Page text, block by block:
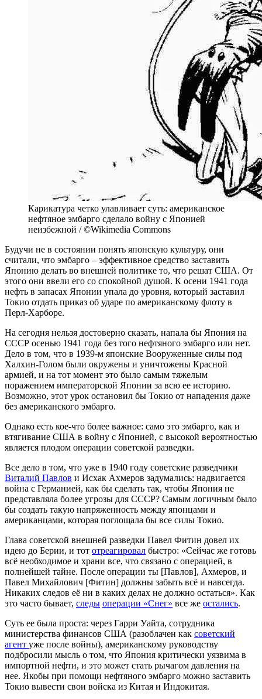
Карикатура четко улавливает суть: американское
нефтяное эмбарго сделало войну с Японией
неизбежной / ©Wikimedia Commons
Будучи не в состоянии понять японскую культуру, они
считали, что эмбарго – эффективное средство заставить
Японию делать во внешней политике то, что решат США. От
этого они ввели его со спокойной душой. К осени 1941 года
нефть в запасах Японии упала до уровня, который заставил
Токио отдать приказ об ударе по американскому флоту в
Перл-Харборе.
На сегодня нельзя достоверно сказать, напала бы Япония на
СССР осенью 1941 года без того нефтяного эмбарго или нет.
Дело в том, что в 1939-м японские Вооруженные силы под
Халхин-Голом были окружены и уничтожены Красной
армией, и на тот момент это было самым тяжелым
поражением императорской Японии за всю ее историю.
Возможно, этот урок остановил бы Токио от нападения даже
без американского эмбарго.
Однако есть кое-что более важное: само это эмбарго, как и
втягивание США в войну с Японией, с высокой вероятностью
является плодом операции советской разведки.
Все дело в том, что уже в 1940 году советские разведчики
Виталий Павлов и Исхак Ахмеров задумались: надвигается
война с Германией, как бы сделать так, чтобы Япония не
представляла более угрозы для СССР? Самым логичным было
бы создать такую напряженность между японцами и
американцами, которая поглощала бы все силы Токио.
Глава советской внешней разведки Павел Фитин довел их
идею до Берии, и тот отреагировал быстро: «Сейчас же готовь
всё необходимое и храни все, что связано с операцией, в
полнейшей тайне. После операции ты [Павлов], Ахмеров, и
Павел Михайлович [Фитин] должны забыть всё и навсегда.
Никаких следов её ни в каких делах не должно остаться». Как
это часто бывает, следы операции «Снег» все же остались.
Суть ее была проста: через Гарри Уайта, сотрудника
министерства финансов США (разоблачен как советский
агент уже после войны), американскому руководству
подбросили мысль о том, что Япония критически уязвима в
импортной нефти, и это может стать рычагом давления на
нее. Якобы при помощи нефтяного эмбарго можно заставить
Токио вывести свои войска из Китая и Индокитая.